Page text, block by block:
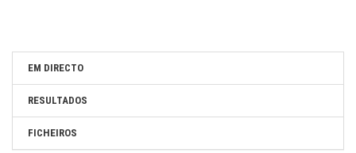
EM DIRECTO
RESULTADOS
FICHEIROS